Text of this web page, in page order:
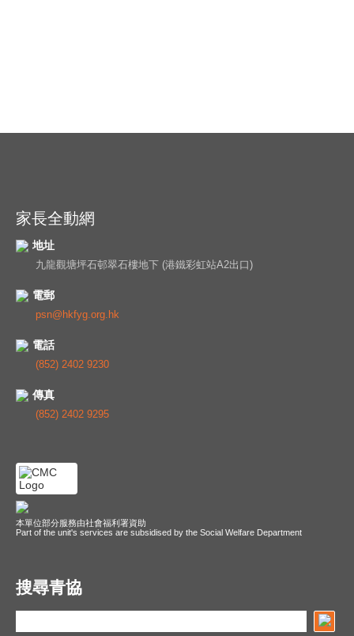
家長全動網
地址
九龍觀塘坪石邨翠石樓地下 (港鐵彩虹站A2出口)
電郵
psn@hkfyg.org.hk
電話
(852) 2402 9230
傳真
(852) 2402 9295
本單位部分服務由社會福利署資助
Part of the unit's services are subsidised by the Social Welfare Department
搜尋青協